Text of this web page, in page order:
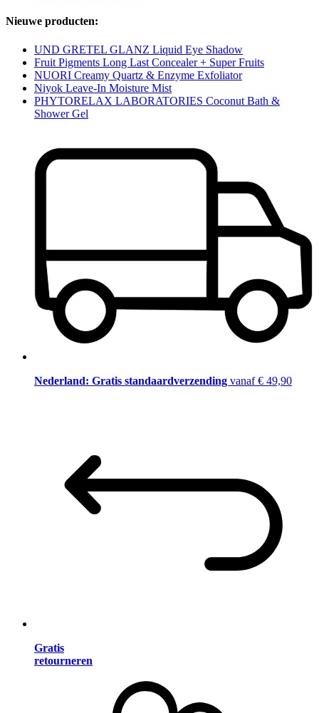
Nieuwe producten:
UND GRETEL GLANZ Liquid Eye Shadow
Fruit Pigments Long Last Concealer + Super Fruits
NUORI Creamy Quartz & Enzyme Exfoliator
Niyok Leave-In Moisture Mist
PHYTORELAX LABORATORIES Coconut Bath &
Shower Gel
Nederland: Gratis standaardverzending vanaf € 49,90
Gratis
retourneren